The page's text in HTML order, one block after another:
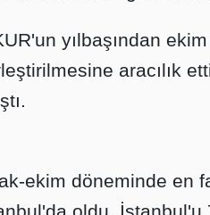
yılbaşından
aracılık
ekim döneminde en